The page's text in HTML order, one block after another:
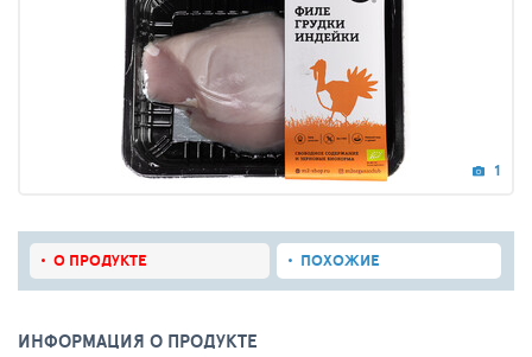
1
О ПРОДУКТЕ ПОХОЖИЕ
ИНФОРМАЦИЯ О ПРОДУКТЕ